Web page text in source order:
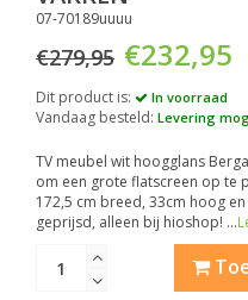
07-70189uuuu
€279,95 €232,95
Dit product is: In voorraad
Vandaag besteld: Levering
TV meubel wit hoogglans
om een grote flatscreen op te
172,5 cm breed, 33cm hoog
geprijsd, alleen bij hioshop! ...